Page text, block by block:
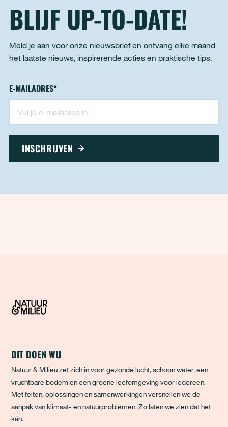
BLIJF UP-TO-DATE!
Meld je aan voor onze nieuwsbrief en ontvang elke maand
het laatste nieuws, inspirerende acties en praktische tips.
Nieuwsbrief - footer
" geeft vereiste velden aan
E-MAILADRES*
INSCHRIJVEN
DIT DOEN WIJ
Natuur & Milieu zet zich in voor gezonde lucht, schoon water, een
vruchtbare bodem en een groene leefomgeving voor iedereen.
Met feiten, oplossingen en samenwerkingen versnellen we de
aanpak van klimaat- en natuurproblemen. Zo laten we zien dat het
kán.